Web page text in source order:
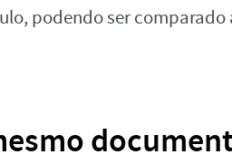
podendo ser comparado